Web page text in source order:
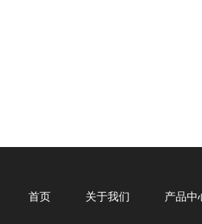
首页 关于我们 产品中